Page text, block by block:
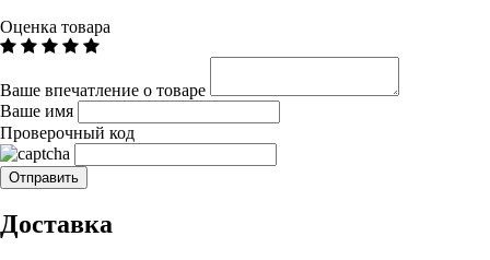
Оценка товара
Ваше впечатление о товаре
Ваше имя
Проверочный код
Доставка